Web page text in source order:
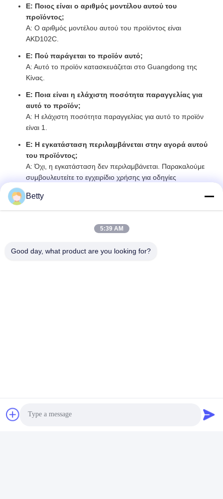
Ε: Ποιος είναι ο αριθμός μοντέλου αυτού του
προϊόντος;
Α: Ο αριθμός μοντέλου αυτού του προϊόντος είναι
AKD102C.
Ε: Πού παράγεται το προϊόν αυτό;
Α: Αυτό το προϊόν κατασκευάζεται στο Guangdong της
Κίνας.
Ε: Ποια είναι η ελάχιστη ποσότητα παραγγελίας για
αυτό το προϊόν;
Α: Η ελάχιστη ποσότητα παραγγελίας για αυτό το προϊόν
είναι 1.
Ε: Η εγκατάσταση περιλαμβάνεται στην αγορά αυτού
του προϊόντος;
Α: Όχι, η εγκατάσταση δεν περιλαμβάνεται. Παρακαλούμε
συμβουλευτείτε το εγχειρίδιο χρήσης για οδηγίες
Τηλ.:
Betty
5:39 AM
Good day, what product are you looking for?